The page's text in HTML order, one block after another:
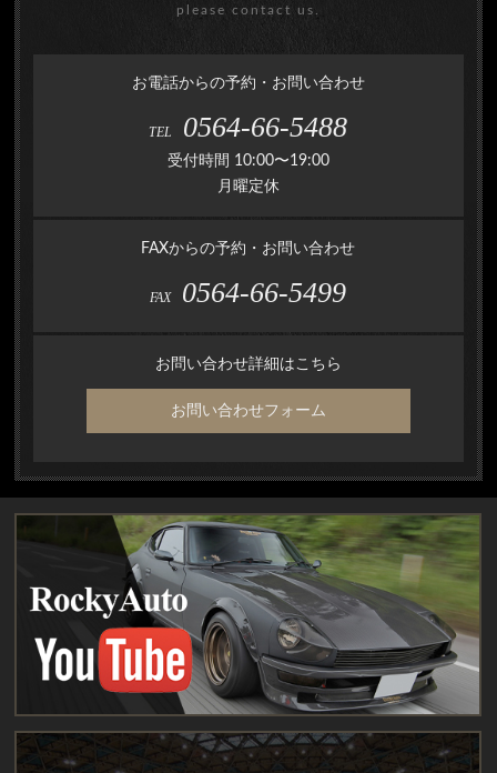
please contact us.
お電話からの予約・お問い合わせ
TEL 0564-66-5488
受付時間 10:00〜19:00
月曜定休
FAXからの予約・お問い合わせ
FAX 0564-66-5499
お問い合わせ詳細はこちら
お問い合わせフォーム